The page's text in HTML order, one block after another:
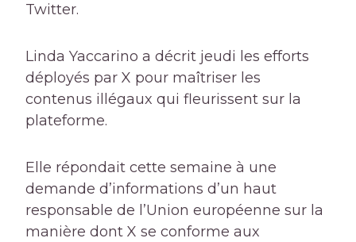
Twitter.
Linda Yaccarino a décrit jeudi les efforts
déployés par X pour maîtriser les
contenus illégaux qui fleurissent sur la
plateforme.
Elle répondait cette semaine à une
demande d’informations d’un haut
responsable de l’Union européenne sur la
manière dont X se conforme aux